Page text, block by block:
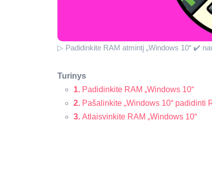
▷ Padidinkite RAM atmintį „Windows 10“ ✔️
Turinys
1. Padidinkite RAM „Windows 10“
2. Pašalinkite „Windows 10“ padidinti
3. Atlaisvinkite RAM „Windows 10“